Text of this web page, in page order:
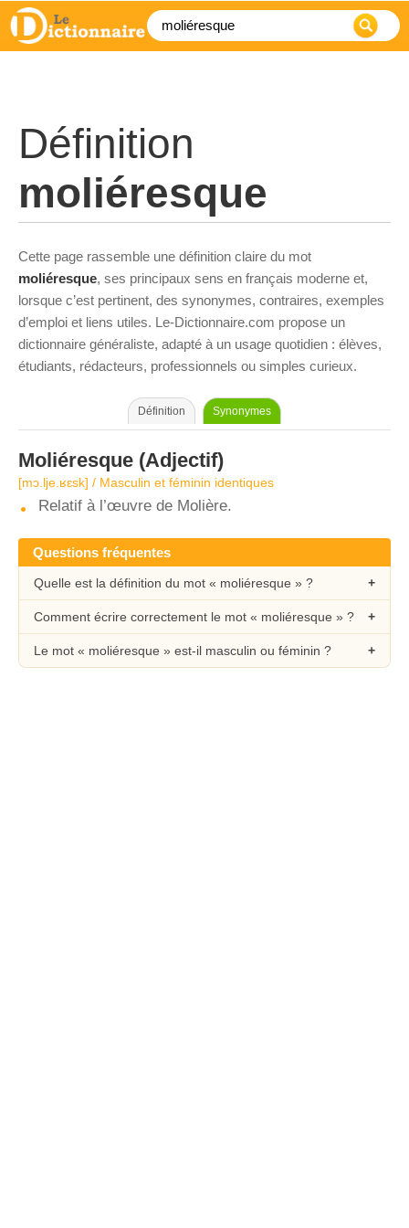
Définition
moliéresque
Cette page rassemble une définition claire du mot
moliéresque, ses principaux sens en français moderne et,
lorsque c’est pertinent, des synonymes, contraires, exemples
d’emploi et liens utiles. Le-Dictionnaire.com propose un
dictionnaire généraliste, adapté à un usage quotidien : élèves,
étudiants, rédacteurs, professionnels ou simples curieux.
Définition Synonymes
Moliéresque (Adjectif)
[mɔ.lje.ʁɛsk] / Masculin et féminin identiques
Relatif à l’œuvre de Molière.
Questions fréquentes
Quelle est la définition du mot « moliéresque » ?
Comment écrire correctement le mot « moliéresque » ?
Le mot « moliéresque » est-il masculin ou féminin ?